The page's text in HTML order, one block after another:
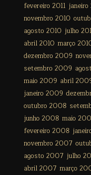
fevereiro 2011 janeiro
novembro 2010
agosto 2010 julho
abril 2010 março
dezembro 2009
setembro 2009
maio 2009 abril
janeiro 2009
outubro 2008
junho 2008 maio
fevereiro 2008
novembro 2007
agosto 2007 julho
abril 2007 março